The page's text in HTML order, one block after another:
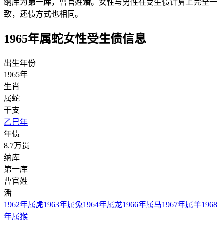
纳库为第一库，曹官姓潘。女性与男性在受生债计算上完全一
致，还债方式也相同。
1965年属蛇女性受生债信息
出生年份
1965年
生肖
属蛇
干支
乙巳年
年债
8.7万贯
纳库
第一库
曹官姓
潘
1962年属虎1963年属兔1964年属龙1966年属马1967年属羊1968
年属猴